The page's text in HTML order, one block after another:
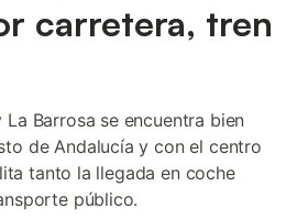
carretera, tren
Barrosa se encuentra bien
de Andalucía y con el centro
tanto la llegada en coche
público.